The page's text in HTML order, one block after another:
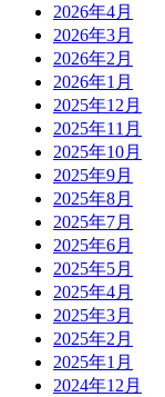
2026年4月
2026年3月
2026年2月
2026年1月
2025年12月
2025年11月
2025年10月
2025年9月
2025年8月
2025年7月
2025年6月
2025年5月
2025年4月
2025年3月
2025年2月
2025年1月
2024年12月